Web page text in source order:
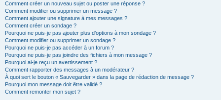
Comment créer un nouveau sujet ou poster une réponse ?
Comment modifier ou supprimer un message ?
Comment ajouter une signature à mes messages ?
Comment créer un sondage ?
Pourquoi ne puis-je pas ajouter plus d’options à mon sondage ?
Comment modifier ou supprimer un sondage ?
Pourquoi ne puis-je pas accéder à un forum ?
Pourquoi ne puis-je pas joindre des fichiers à mon message ?
Pourquoi ai-je reçu un avertissement ?
Comment rapporter des messages à un modérateur ?
À quoi sert le bouton « Sauvegarder » dans la page de rédaction de message ?
Pourquoi mon message doit être validé ?
Comment remonter mon sujet ?